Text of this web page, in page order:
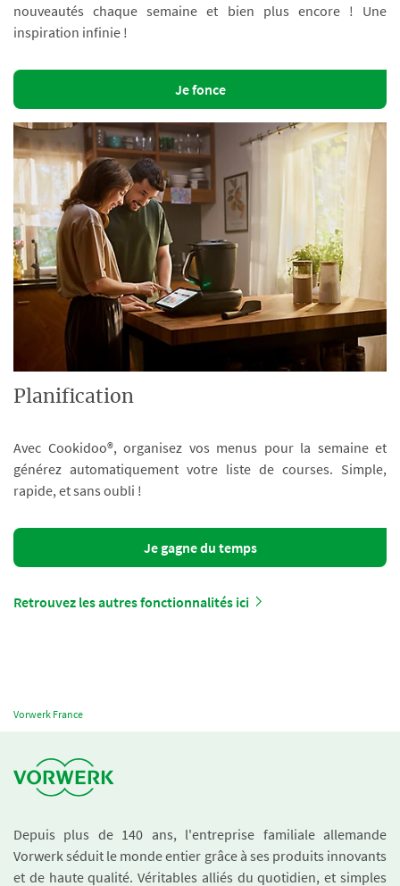
nouveautés chaque semaine et bien plus encore ! Une
inspiration infinie !
Je fonce
Planification
Avec Cookidoo®, organisez vos menus pour la semaine et
générez automatiquement votre liste de courses. Simple,
rapide, et sans oubli !
Je gagne du temps
Retrouvez les autres fonctionnalités ici
Vorwerk France
Depuis plus de 140 ans, l'entreprise familiale allemande
Vorwerk séduit le monde entier grâce à ses produits innovants
et de haute qualité. Véritables alliés du quotidien, et simples